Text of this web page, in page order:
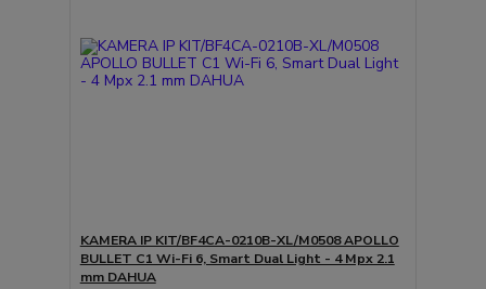
KAMERA IP KIT/BF4CA-0210B-XL/M0508 APOLLO
BULLET C1 Wi-Fi 6, Smart Dual Light - 4 Mpx 2.1
mm DAHUA